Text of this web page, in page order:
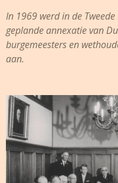
In 1969 werd in de
geplande annexatie van
burgemeesters en
aan.